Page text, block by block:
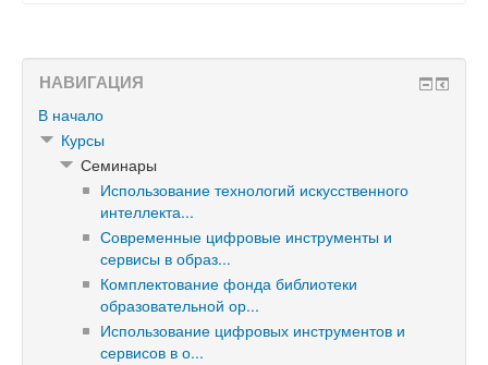
НАВИГАЦИЯ
В начало
Курсы
Семинары
Использование технологий искусственного
интеллекта...
Современные цифровые инструменты и
сервисы в образ...
Комплектование фонда библиотеки
образовательной ор...
Использование цифровых инструментов и
сервисов в о...